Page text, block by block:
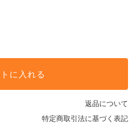
に入れる
返品について
特定商取引法に基づく表記